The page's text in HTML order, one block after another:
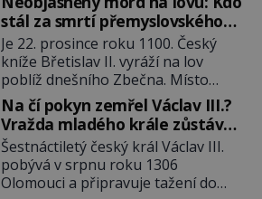
v tělocviku. Škola si díky němu
může vystavit […]
(1937–1972), jinak též Škrtič z
Gaffney, městečka v Jižní Karolíně.
Mezi lety 1967 až 1968 zavraždí dvě
ženy a dvě dívky. Dne 20. května
1967 znásilní a zavraždí 32letou
Annie Lucille Dedmondovou. […]
stál za smrtí přemyslovského
knížete Břetislava II.?
Je 22. prosince roku 1100. Český
kníže Břetislav II. vyráží na lov
poblíž dnešního Zbečna. Místo
návratu na Pražský hrad však
přichází smrt. Muž na něj zaútočí
kopím a panovník svým zraněním
podlehne. Kdo atentát zosnoval a
proč? Odpověď neznají ani historici
po více než devíti stech letech.
Na čí pokyn zemřel Václav III.?
Vražda mladého krále zůstává
po 720 letech nevyřešenou
záhadou
Šestnáctiletý český král Václav III.
pobývá v srpnu roku 1306
Olomouci a připravuje tažení do